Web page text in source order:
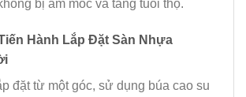
bị ẩm mốc và tăng tuổi thọ.
Hành Lắp Đặt Sàn Nhựa
đặt từ một góc, sử dụng búa cao su